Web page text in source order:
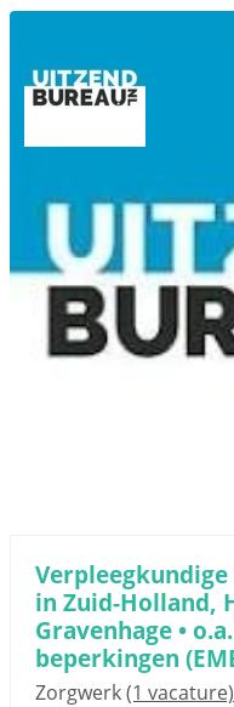
in Zuid-Holland,
Gravenhage •
beperkingen
Zorgwerk(1 vacature)